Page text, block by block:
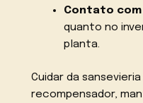
Contato com
quanto no
planta.
Cuidar da
recompensador,